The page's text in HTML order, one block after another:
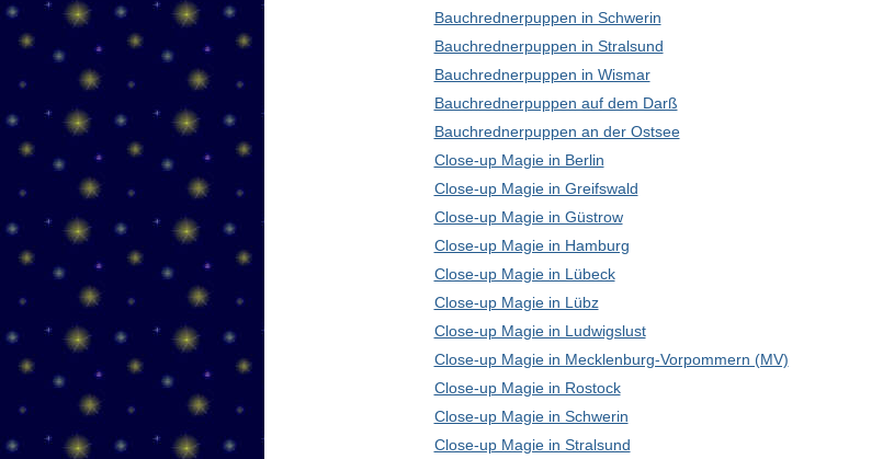
Bauchrednerpuppen in Schwerin
Bauchrednerpuppen in Stralsund
Bauchrednerpuppen in Wismar
Bauchrednerpuppen auf dem Darß
Bauchrednerpuppen an der Ostsee
Close-up Magie in Berlin
Close-up Magie in Greifswald
Close-up Magie in Güstrow
Close-up Magie in Hamburg
Close-up Magie in Lübeck
Close-up Magie in Lübz
Close-up Magie in Ludwigslust
Close-up Magie in Mecklenburg-Vorpommern (MV)
Close-up Magie in Rostock
Close-up Magie in Schwerin
Close-up Magie in Stralsund